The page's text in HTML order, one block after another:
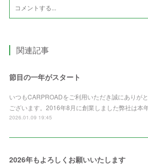
関連記事
節目の一年がスタート
いつもCARPROADをご利用いただき誠にありが
ございます。2016年8月に創業しました弊社は本
2026.01.09 19:45
2026年もよろしくお願いいたします